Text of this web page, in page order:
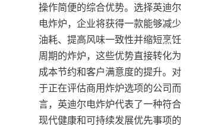
操作简便的综合优势。选择英迪尔
电炸炉，企业将获得一款能够减少
油耗、提高风味一致性并缩短烹饪
周期的炸炉，这些优势直接转化为
成本节约和客户满意度的提升。对
于正在评估商用炸炉选项的公司而
言，英迪尔电炸炉代表了一种符合
现代健康和可持续发展优先事项的